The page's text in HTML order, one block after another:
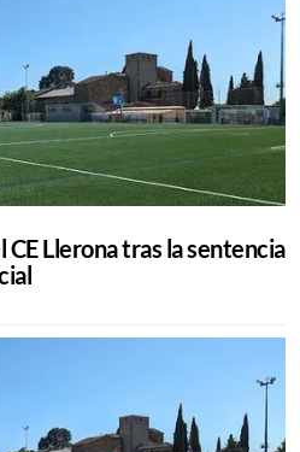
Llerona tras la sentencia